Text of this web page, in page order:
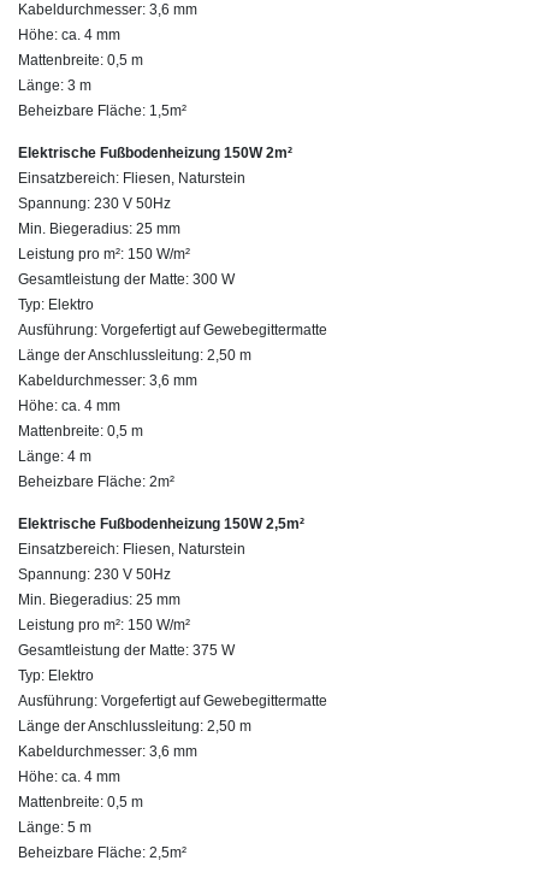
Kabeldurchmesser: 3,6 mm
Höhe: ca. 4 mm
Mattenbreite: 0,5 m
Länge: 3 m
Beheizbare Fläche: 1,5m²
Elektrische Fußbodenheizung 150W 2m²
Einsatzbereich: Fliesen, Naturstein
Spannung: 230 V 50Hz
Min. Biegeradius: 25 mm
Leistung pro m²: 150 W/m²
Gesamtleistung der Matte: 300 W
Typ: Elektro
Ausführung: Vorgefertigt auf Gewebegittermatte
Länge der Anschlussleitung: 2,50 m
Kabeldurchmesser: 3,6 mm
Höhe: ca. 4 mm
Mattenbreite: 0,5 m
Länge: 4 m
Beheizbare Fläche: 2m²
Elektrische Fußbodenheizung 150W 2,5m²
Einsatzbereich: Fliesen, Naturstein
Spannung: 230 V 50Hz
Min. Biegeradius: 25 mm
Leistung pro m²: 150 W/m²
Gesamtleistung der Matte: 375 W
Typ: Elektro
Ausführung: Vorgefertigt auf Gewebegittermatte
Länge der Anschlussleitung: 2,50 m
Kabeldurchmesser: 3,6 mm
Höhe: ca. 4 mm
Mattenbreite: 0,5 m
Länge: 5 m
Beheizbare Fläche: 2,5m²